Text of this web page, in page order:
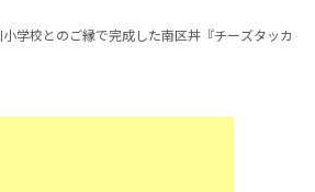
学校とのご縁で完成した南区丼『チーズタッカ